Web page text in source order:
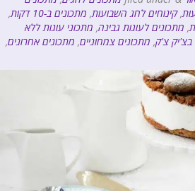
,קינוחים לחג השבועות, מתכונים ב-10 דקות
,
, מתכונים לעוגות גבינה, מתכוני עוגות ללא
בצ'יק צ'ק, מתכונים צמחוניים, מתכונים אחרונים,